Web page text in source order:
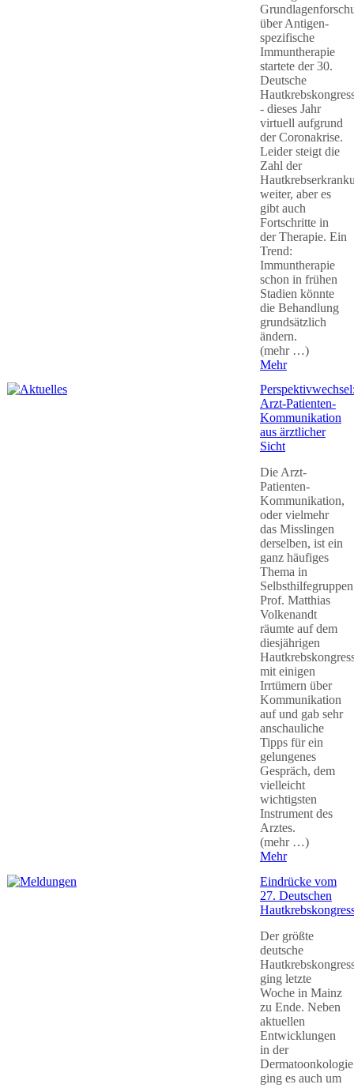
über Antigen-
spezifische
Immuntherapie
startete der 30.
Deutsche
- dieses Jahr
virtuell aufgrund
der Coronakrise.
Leider steigt die
Zahl der
weiter, aber es
gibt auch
Fortschritte in
der Therapie. Ein
Trend:
Immuntherapie
schon in frühen
Stadien könnte
die Behandlung
grundsätzlich
ändern.
(mehr …)
Mehr
Arzt-Patienten-
Kommunikation
aus ärztlicher
Sicht
Die Arzt-
Patienten-
Kommunikation,
oder vielmehr
das Misslingen
derselben, ist ein
ganz häufiges
Thema in
Prof. Matthias
Volkenandt
räumte auf dem
diesjährigen
mit einigen
Irrtümern über
Kommunikation
auf und gab sehr
anschauliche
Tipps für ein
gelungenes
Gespräch, dem
vielleicht
wichtigsten
Instrument des
Arztes.
(mehr …)
Mehr
Eindrücke vom
27. Deutschen
Der größte
deutsche
ging letzte
Woche in Mainz
zu Ende. Neben
aktuellen
Entwicklungen
in der
Dermatoonkologie
ging es auch um